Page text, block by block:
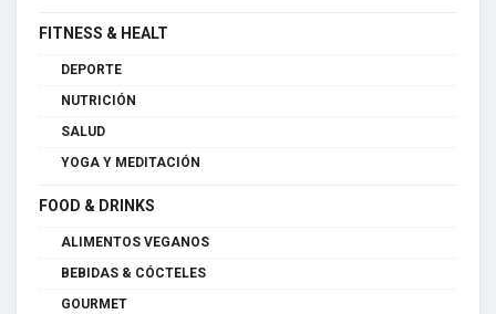
FITNESS & HEALT
DEPORTE
NUTRICIÓN
SALUD
YOGA Y MEDITACIÓN
FOOD & DRINKS
ALIMENTOS VEGANOS
BEBIDAS & CÓCTELES
GOURMET